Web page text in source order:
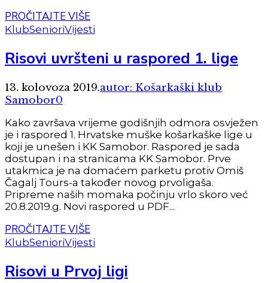
PROČITAJTE VIŠE
KlubSenioriVijesti
Risovi uvršteni u raspored 1. lige
13. kolovoza 2019.autor: Košarkaški klub
Samobor0
Kako završava vrijeme godišnjih odmora osvježen
je i raspored 1. Hrvatske muške košarkaške lige u
koji je unešen i KK Samobor. Raspored je sada
dostupan i na stranicama KK Samobor. Prve
utakmica je na domaćem parketu protiv Omiš
Čagalj Tours-a također novog prvoligaša.
Pripreme naših momaka počinju vrlo skoro već
20.8.2019.g. Novi raspored u PDF...
PROČITAJTE VIŠE
KlubSenioriVijesti
Risovi u Prvoj ligi